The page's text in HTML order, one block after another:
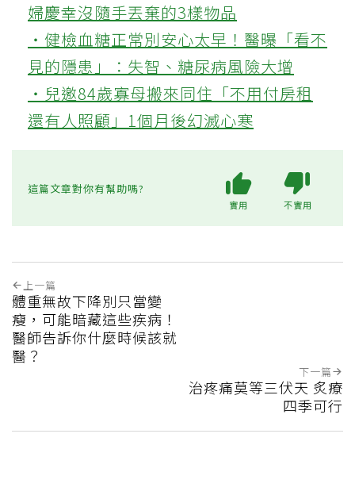
婦慶幸沒隨手丟棄的3樣物品
‧健檢血糖正常別安心太早！醫曝「看不
見的隱患」：失智、糖尿病風險大增
‧兒邀84歲寡母搬來同住「不用付房租
還有人照顧」1個月後幻滅心寒
這篇文章對你有幫助嗎?
實用 不實用
上一篇
體重無故下降別只當變
瘦，可能暗藏這些疾病！
醫師告訴你什麼時候該就
醫？
下一篇
治疼痛莫等三伏天 炙療
四季可行